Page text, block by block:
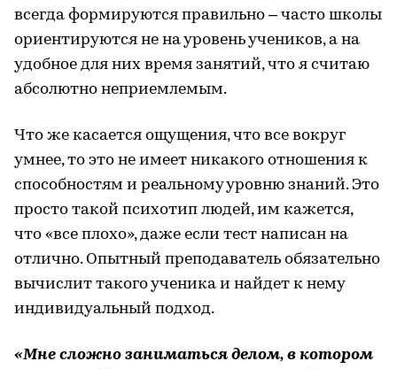
всегда формируются правильно – часто школы
ориентируются не на уровень учеников, а на
удобное для них время занятий, что я считаю
абсолютно неприемлемым.
Что же касается ощущения, что все вокруг
умнее, то это не имеет никакого отношения к
способностям и реальному уровню знаний. Это
просто такой психотип людей, им кажется,
что «все плохо», даже если тест написан на
отлично. Опытный преподаватель обязательно
вычислит такого ученика и найдет к нему
индивидуальный подход.
«Мне сложно заниматься делом, в котором